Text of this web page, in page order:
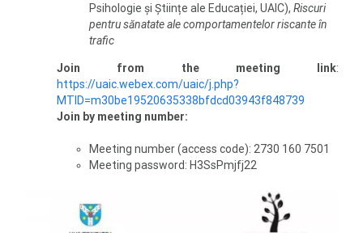
Psihologie și Științe ale Educației, UAIC), Riscuri
pentru sănatate ale comportamentelor riscante în
trafic
Join from the meeting link:
https://uaic.webex.com/uaic/j.php?
MTID=m30be19520635338bfdcd03943f848739
Join by meeting number:
Meeting number (access code): 2730 160 7501
Meeting password: H3SsPmjfj22